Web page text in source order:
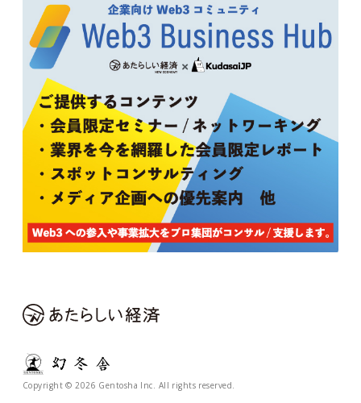
Copyright © 2026 Gentosha Inc. All rights reserved.